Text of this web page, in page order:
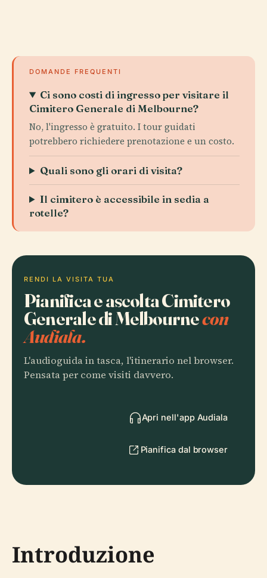
DOMANDE FREQUENTI
Ci sono costi di ingresso per visitare il
Cimitero Generale di Melbourne?
No, l'ingresso è gratuito. I tour guidati
potrebbero richiedere prenotazione e un costo.
Quali sono gli orari di visita?
Il cimitero è accessibile in sedia a
rotelle?
RENDI LA VISITA TUA
Pianifica e ascolta Cimitero
Generale di Melbournecon
Audiala.
L'audioguida in tasca, l'itinerario nel browser.
Pensata per come visiti davvero.
Apri nell'app Audiala
Pianifica dal browser
Introduzione